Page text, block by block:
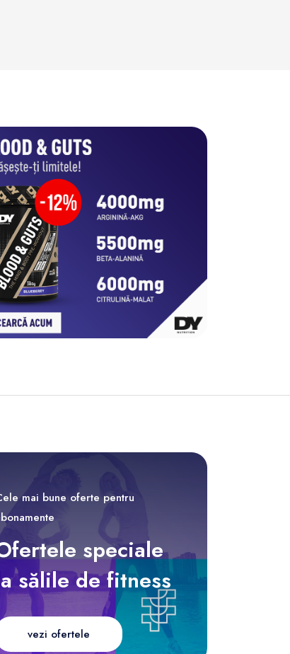
mai bune oferte pentru
speciale
sălile de fitness
vezi ofertele